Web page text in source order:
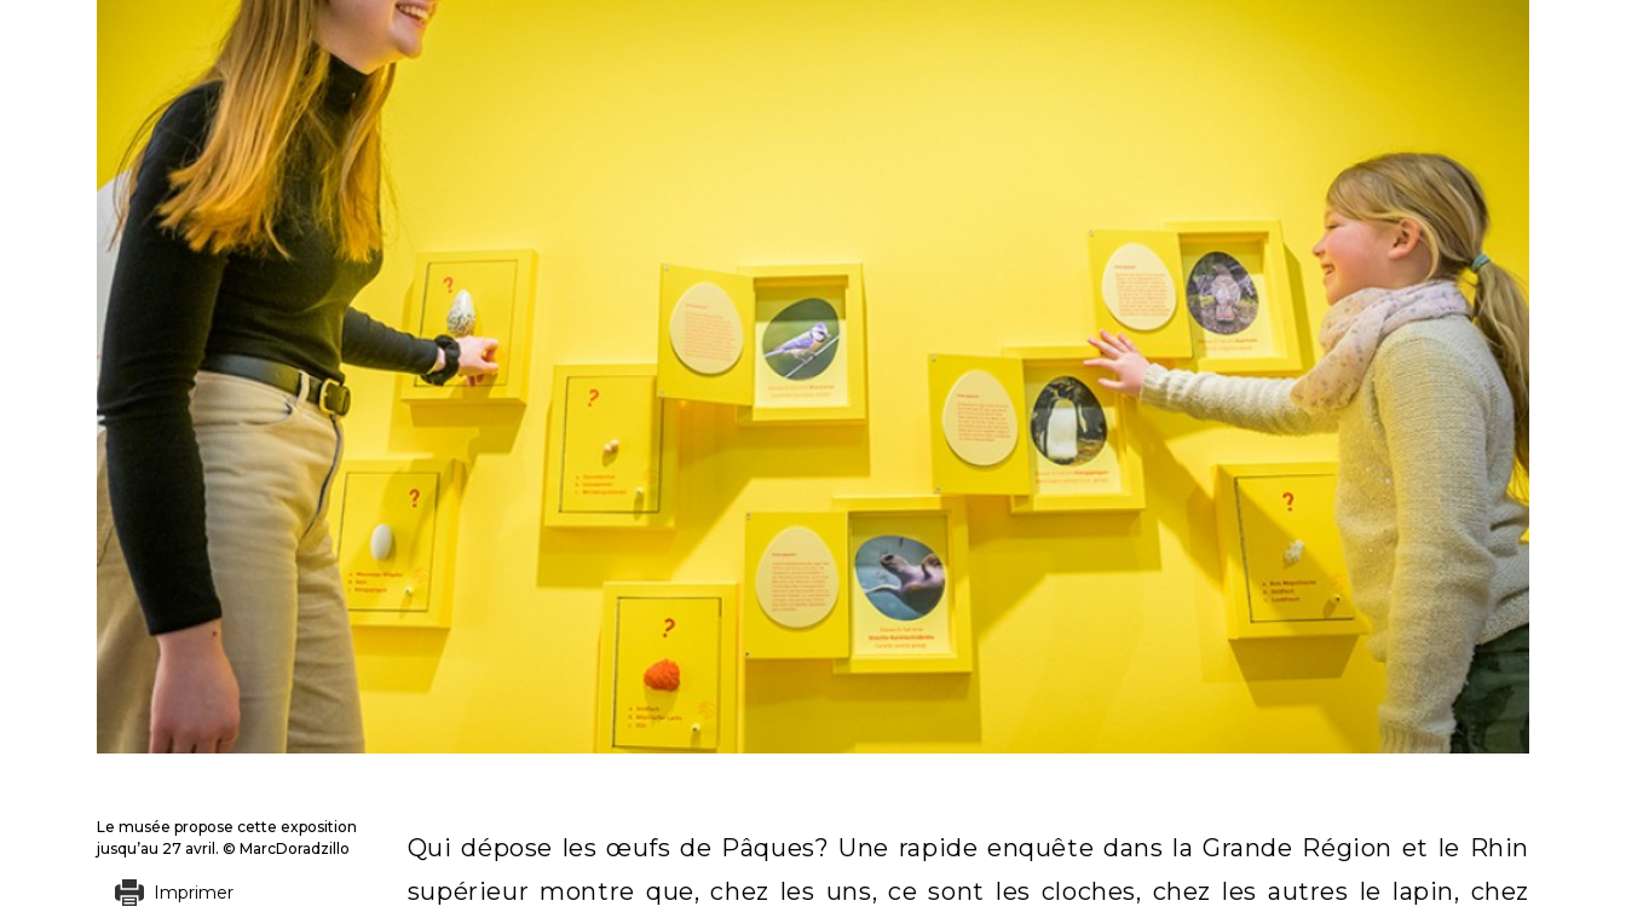
Qui dépose les œufs de Pâques? Une rapide enquête dans la Grande Région et le Rhin
supérieur montre que, chez les uns, ce sont les cloches, chez les autres le lapin, chez
Le musée propose cette exposition
jusqu’au 27 avril. © MarcDoradzillo
Imprimer